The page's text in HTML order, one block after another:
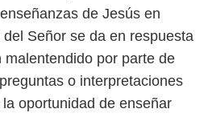
de Jesús en
del Señor se da en respuesta
por parte de
o interpretaciones
oportunidad de enseñar